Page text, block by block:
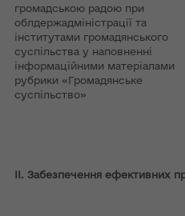
громадською радою при
облдержадміністрації та
інститутами громадянського
суспільства у наповненні
інформаційними матеріалами
рубрики «Громадянське
суспільство»
ІІ. Забезпечення ефективних